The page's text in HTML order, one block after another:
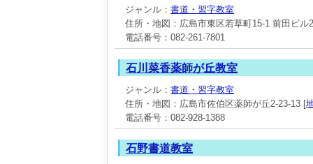
ジャンル： 書道・習字教室
住所・地図：広島市東区若草町15-1 前田ビル
電話番号：082-261-7801
石川菜香薬師が丘教室
ジャンル： 書道・習字教室
住所・地図：広島市佐伯区薬師が丘2-23-13 [
電話番号：082-928-1388
石野書道教室